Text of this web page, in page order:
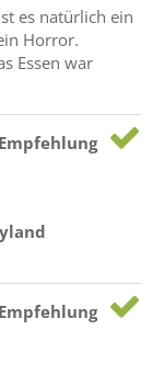
es natürlich ein
Horror.
Essen war
Empfehlung
Empfehlung